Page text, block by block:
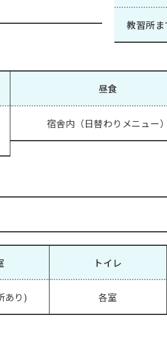
教習所ま
昼食
宿舎内（日替わりメニュー）
あり)
トイレ
各室